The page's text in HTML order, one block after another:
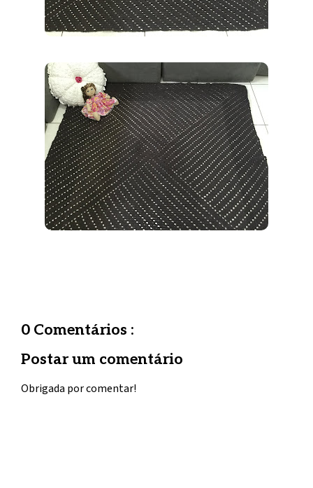
0 Comentários :
Postar um comentário
Obrigada por comentar!